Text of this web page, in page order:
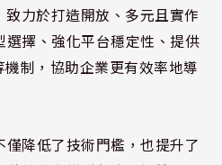
致力於打造開放、多元且實作
擇、強化平台穩定性、提供
制，協助企業更有效率地導
降低了技術門檻，也提升了